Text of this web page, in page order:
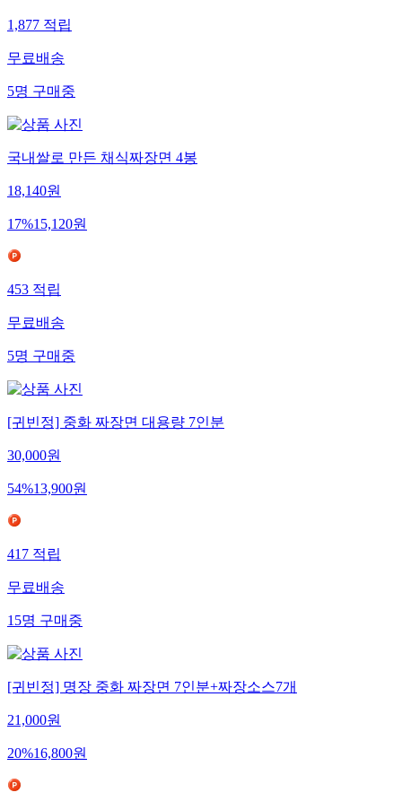
1,877 적립
무료배송
5명 구매중
국내쌀로 만든 채식짜장면 4봉
18,140원
17%15,120원
453 적립
무료배송
5명 구매중
[귀빈정] 중화 짜장면 대용량 7인분
30,000원
54%13,900원
417 적립
무료배송
15명 구매중
[귀빈정] 명장 중화 짜장면 7인분+짜장소스7개
21,000원
20%16,800원